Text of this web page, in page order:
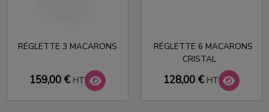
RÉGLETTE 3 MACARONS
159,00 € HT
RÉGLETTE 6 MACARONS
CRISTAL
128,00 € HT